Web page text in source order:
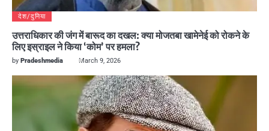
देश/दुनिया
उत्तराधिकार की जंग में बारूद का दखल: क्या मोजतबा खामेनेई को रोकने के
लिए इस्राइल ने किया ‘कोम’ पर हमला?
by Pradeshmedia March 9, 2026